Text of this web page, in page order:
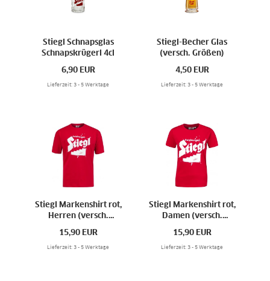
Stiegl Schnapsglas
Schnapskrügerl 4cl
6,90 EUR
Lieferzeit: 3 - 5 Werktage
Stiegl-Becher Glas
(versch. Größen)
4,50 EUR
Lieferzeit: 3 - 5 Werktage
Stiegl Markenshirt rot,
Herren (versch.
15,90 EUR
Lieferzeit: 3 - 5 Werktage
Stiegl Markenshirt rot,
Damen (versch.
15,90 EUR
Lieferzeit: 3 - 5 Werktage